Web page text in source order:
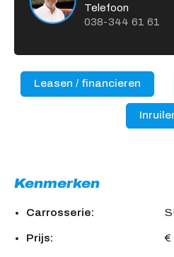
Telefoon
038-344 61 61
Leasen / financieren
Kenmerken
Carrosserie:
Prijs: €